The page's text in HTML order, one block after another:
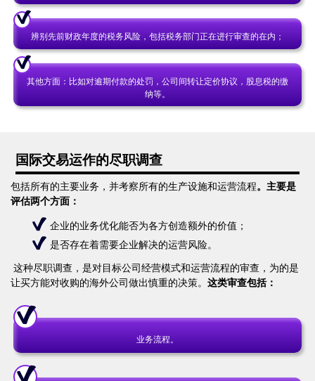
辨别先前财政年度的税务风险，包括税务部门正在进行审查的在内；
其他方面：比如对逾期付款的处罚，公司间转让定价协议，股息税的缴
纳等。
国际交易运作的尽职调查
包括所有的主要业务，并考察所有的生产设施和运营流程。主要是
评估两个方面：
企业的业务优化能否为各方创造额外的价值；
是否存在着需要企业解决的运营风险。
这种尽职调查，是对目标公司经营模式和运营流程的审查，为的是
让买方能对收购的海外公司做出慎重的决策。 这类审查包括：
业务流程。